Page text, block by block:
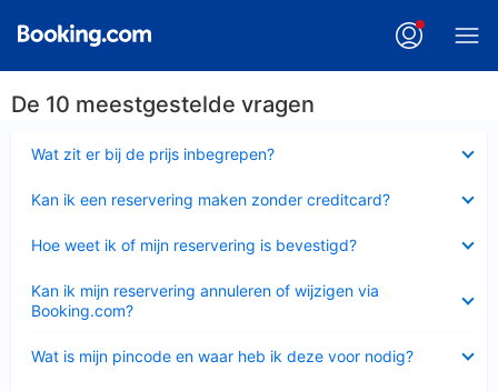
De 10 meestgestelde vragen
Wat zit er bij de prijs inbegrepen?
Kan ik een reservering maken zonder creditcard?
Hoe weet ik of mijn reservering is bevestigd?
Kan ik mijn reservering annuleren of wijzigen via
Booking.com?
Wat is mijn pincode en waar heb ik deze voor nodig?